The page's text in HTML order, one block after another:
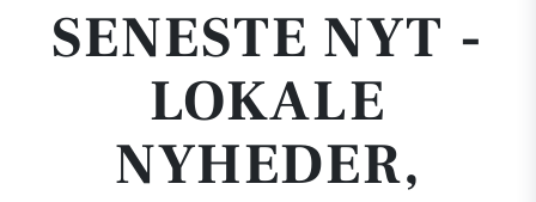
SENESTE NYT -
LOKALE
NYHEDER,